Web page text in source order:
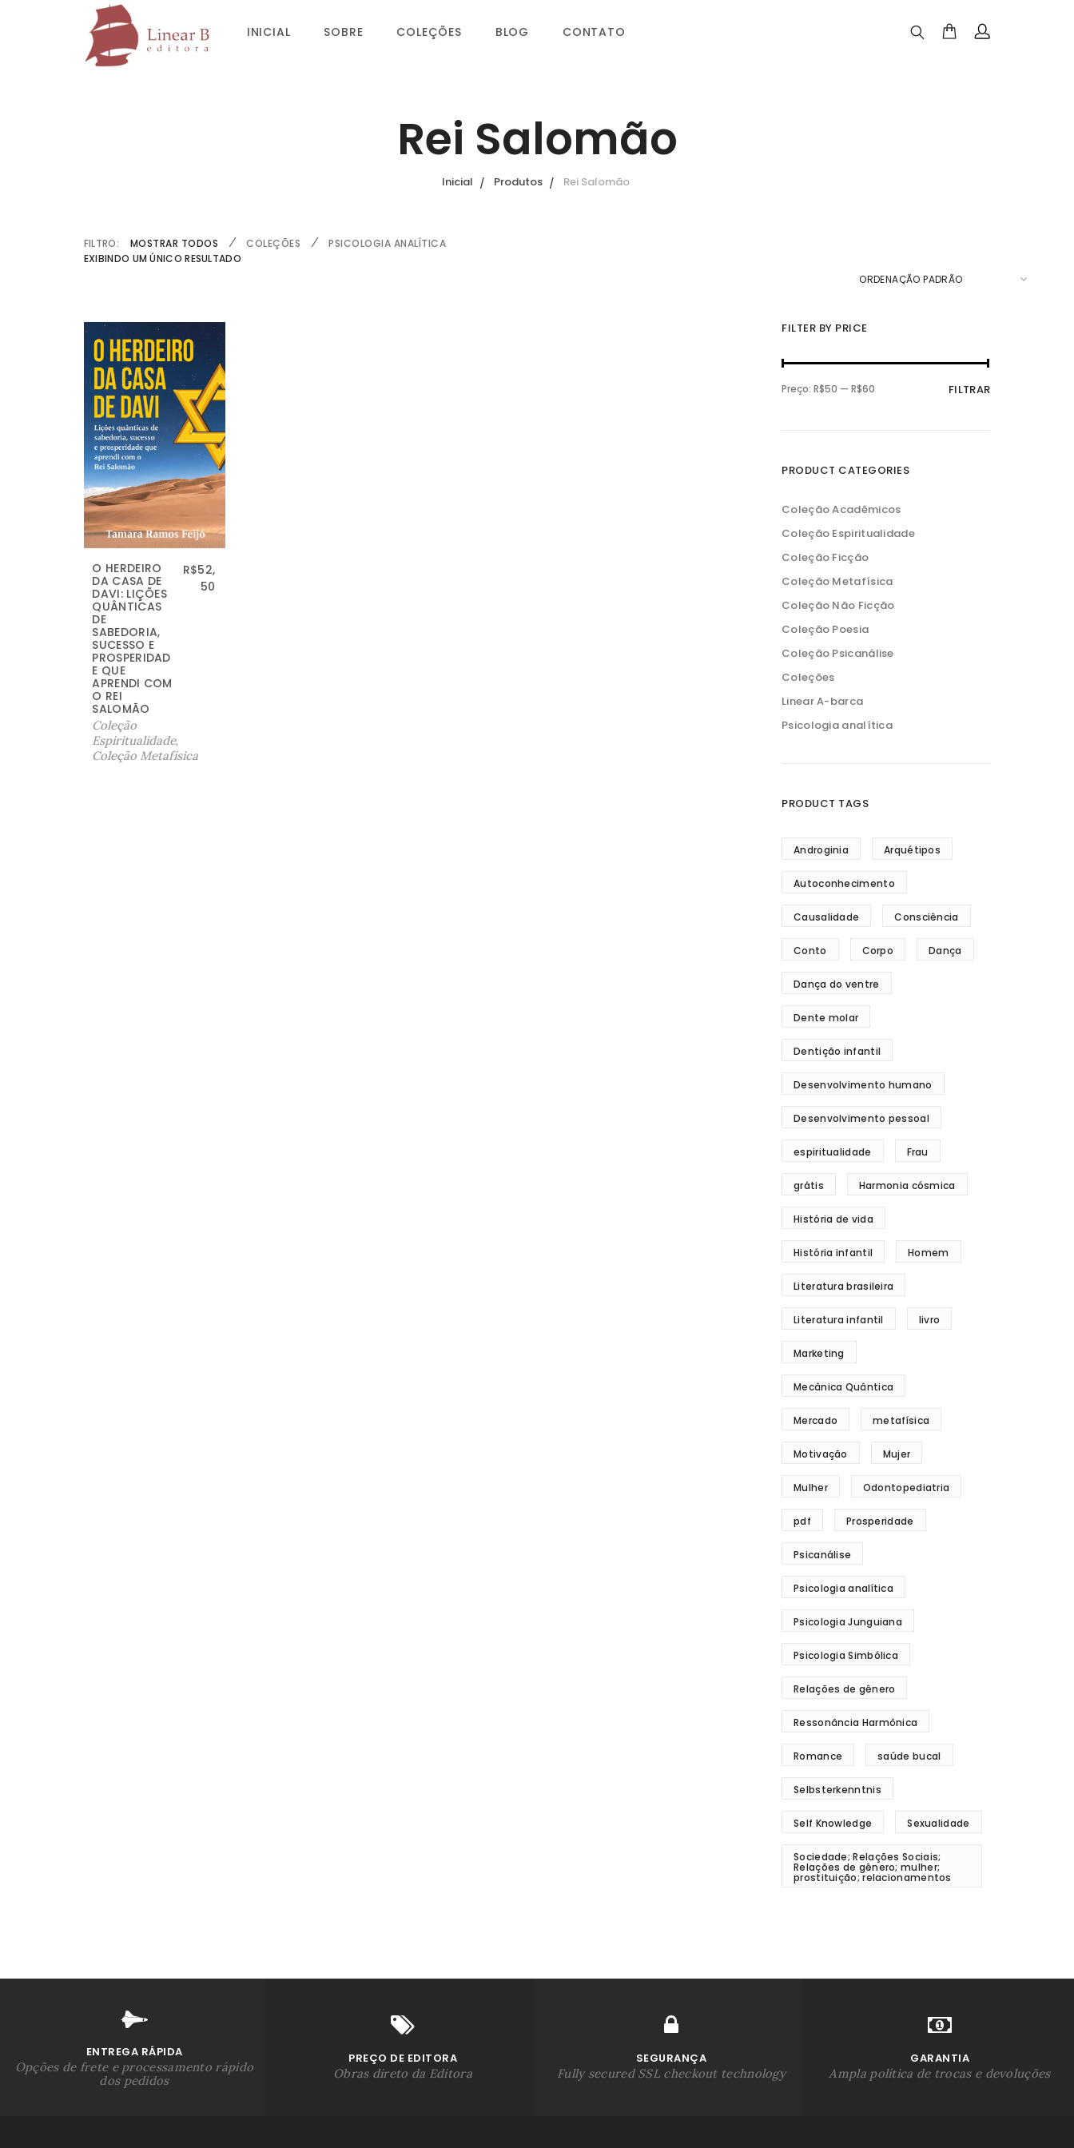
INICIAL SOBRE COLEÇÕES BLOG CONTATO
Rei Salomão
Inicial Produtos Rei Salomão
FILTRO: MOSTRAR TODOS COLEÇÕES
PSICOLOGIA ANALÍTICA
EXIBINDO UM ÚNICO RESULTADO
O HERDEIRO
DA CASA DE
DAVI: LIÇÕES
QUÂNTICAS
DE
SABEDORIA,
SUCESSO E
PROSPERIDAD
E QUE
APRENDI COM
O REI
SALOMÃO
R$52,
50
Coleção
Espiritualidade,
Coleção Metafísica
FILTER BY PRICE
P
r
o
n
i
P
r
o
x
i
FILTRAR
Preço:R$50 —R$60
PRODUCT CATEGORIES
Coleção Acadêmicos
Coleção Espiritualidade
Coleção Ficção
Coleção Metafísica
Coleção Não Ficção
Coleção Poesia
Coleção Psicanálise
Coleções
Linear A-barca
Psicologia analítica
PRODUCT TAGS
Androginia Arquétipos
Autoconhecimento
Causalidade Consciência
Conto Corpo Dança
Dança do ventre
Dente molar
Dentição infantil
Desenvolvimento humano
Desenvolvimento pessoal
espiritualidade Frau
grátis Harmonia cósmica
História de vida
História infantil Homem
Literatura brasileira
Literatura infantil livro
Marketing
Mecânica Quântica
Mercado metafísica
Motivação Mujer
Mulher Odontopediatria
pdf Prosperidade
Psicanálise
Psicologia analítica
Psicologia Junguiana
Psicologia Simbólica
Relações de gênero
Ressonância Harmônica
Romance saúde bucal
Selbsterkenntnis
Self Knowledge Sexualidade
Sociedade; Relações Sociais;
Relações de gênero; mulher;
prostituição; relacionamentos
ENTREGA RÁPIDA
Opções de frete e processamento rápido
dos pedidos
PREÇO DE EDITORA
Obras direto da Editora
SEGURANÇA
Fully secured SSL checkout technology
GARANTIA
Ampla política de trocas e devoluções